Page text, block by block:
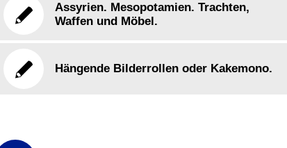
Assyrien. Mesopotamien. Trachten,
Waffen und Möbel.
Hängende Bilderrollen oder Kakemono.